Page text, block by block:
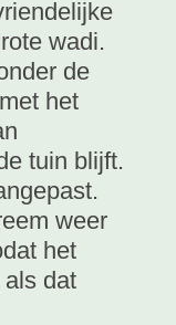
wadi.
de
het
tuin blijft.
weer
het
dat